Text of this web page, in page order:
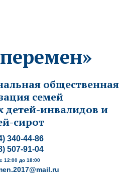
общественная
семей
инвалидов и
сирот
340-44-86
507-91-04
12:00 до 18:00